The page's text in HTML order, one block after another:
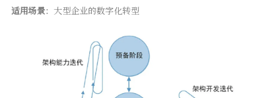
适用场景：大型企业的数字化转型